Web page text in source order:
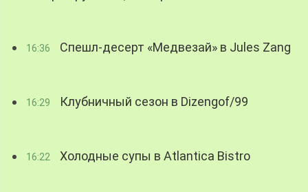
16:36 Спешл-десерт «Медвезай» в Jules Zang
16:29 Клубничный сезон в Dizengof/99
16:22 Холодные супы в Atlantica Bistro